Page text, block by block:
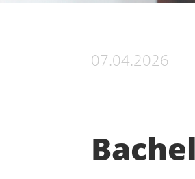
07.04.2026